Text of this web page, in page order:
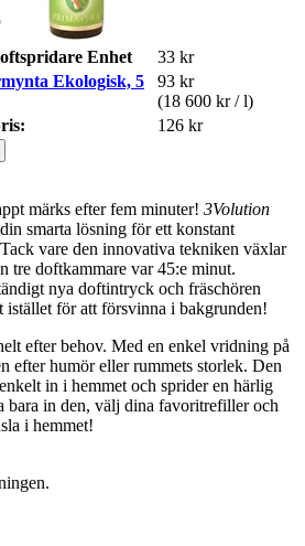
Enhet
33 kr
Ekologisk, 5
93 kr
(18 600 kr / l)
126 kr
märks efter fem minuter! 3Volution
smarta lösning för ett konstant
vare den innovativa tekniken växlar
tre doftkammare var 45:e minut.
nya doftintryck och fräschören
istället för att försvinna i bakgrunden!
efter behov. Med en enkel vridning på
efter humör eller rummets storlek. Den
in i hemmet och sprider en härlig
bara in den, välj dina favoritrefiller och
i hemmet!